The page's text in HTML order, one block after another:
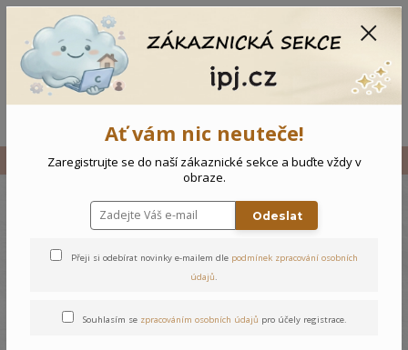
Vše Kojenecká tepláková souprava 63C
Kojenecká tepláková
souprava 63C
Ať vám nic neuteče!
Zaregistrujte se do naší zákaznické sekce a buďte vždy v
obraze.
Odeslat
Přeji si odebírat novinky e-mailem dle podmínek zpracování osobních
údajů.
Souhlasím se zpracováním osobních údajů pro účely registrace.